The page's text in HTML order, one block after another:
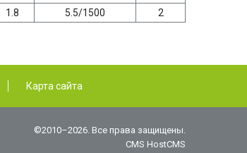
1.8 5.5/1500 2
Карта сайта
©2010–2026. Все права защищены.
CMS HostCMS